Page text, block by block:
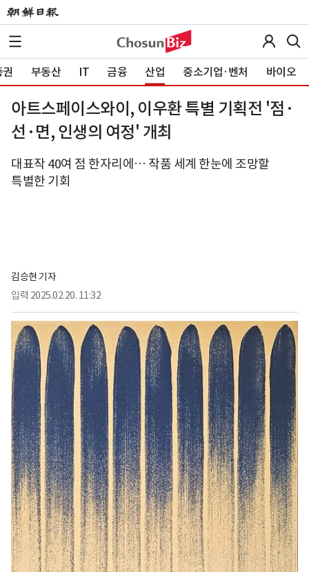
부동산 IT 금융 산업 중소기업·벤처 바이오
아트스페이스와이, 이우환 특별 기획전 '점·
선·면, 인생의 여정' 개최
대표작 40여 점 한자리에… 작품 세계 한눈에 조망할
특별한 기회
김승현 기자
입력 2025.02.20. 11:32